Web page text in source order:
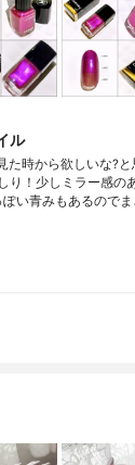
ル
た時から欲しいな?と
り！少しミラー感の
い青みもあるので